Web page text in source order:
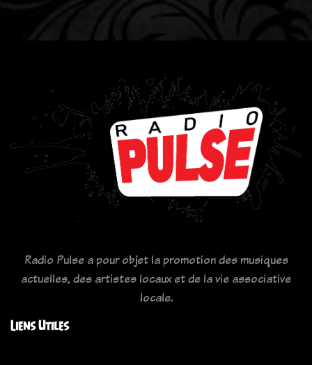
Radio Pulse a pour objet la promotion des musiques
actuelles, des artistes locaux et de la vie associative
locale.
Liens Utiles